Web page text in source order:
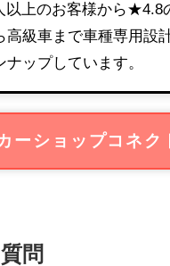
以上のお客様から★4.8
高級車まで車種専用設
ナップしています。
カーショップコネ
問